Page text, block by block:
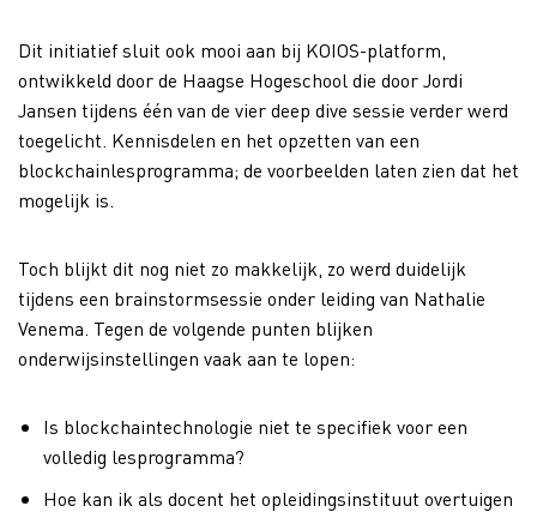
Dit initiatief sluit ook mooi aan bij KOIOS-platform,
ontwikkeld door de Haagse Hogeschool die door Jordi
Jansen tijdens één van de vier deep dive sessie verder werd
toegelicht. Kennisdelen en het opzetten van een
blockchainlesprogramma; de voorbeelden laten zien dat het
mogelijk is.
Toch blijkt dit nog niet zo makkelijk, zo werd duidelijk
tijdens een brainstormsessie onder leiding van Nathalie
Venema. Tegen de volgende punten blijken
onderwijsinstellingen vaak aan te lopen:
Is blockchaintechnologie niet te specifiek voor een
volledig lesprogramma?
Hoe kan ik als docent het opleidingsinstituut overtuigen